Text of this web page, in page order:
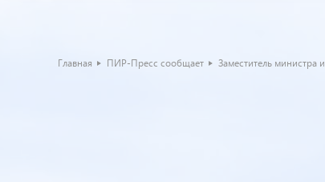
Главная ПИР-Пресс сообщает Заместитель министра